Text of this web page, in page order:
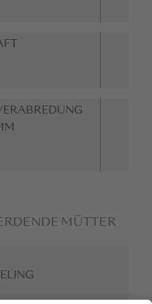
MÜTTER